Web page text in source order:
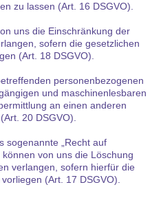
zu lassen (Art. 16 DSGVO).
uns die Einschränkung der
sofern die gesetzlichen
(Art. 18 DSGVO).
personenbezogenen
und maschinenlesbaren
an einen anderen
20 DSGVO).
sogenannte „Recht auf
von uns die Löschung
verlangen, sofern hierfür die
(Art. 17 DSGVO).